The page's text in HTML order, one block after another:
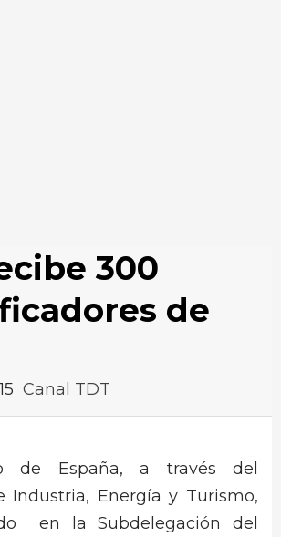
300
de
Canal TDT
de España, a través del
Industria, Energía y Turismo,
en la Subdelegación del